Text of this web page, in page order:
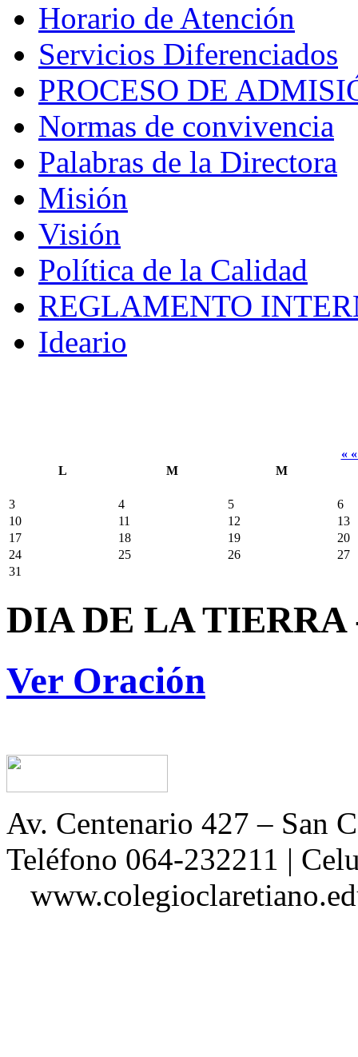
Horario de Atención
Servicios Diferenciados
PROCESO DE
Normas de convivencia
Palabras de la Directora
Misión
Visión
Política de la Calidad
REGLAMENTO
Ideario
«
L
M M
3 4 5
6
10
11 12
13
17
18 19
20
24
25 26
27
31
DIA DE LA TIERRA
Ver Oración
Av. Centenario 427 –
Teléfono 064-232211 |